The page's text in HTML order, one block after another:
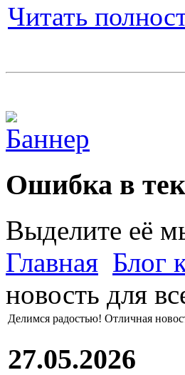
Читать
Ошибка в
Выделите её
Главная Блог
новость для
Делимся радостью! Отличная
27.05.2026